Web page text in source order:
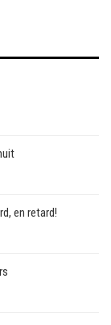
en retard!